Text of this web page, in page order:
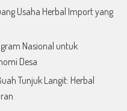
Usaha Herbal Import yang
Nasional untuk
Desa
Tunjuk Langit: Herbal